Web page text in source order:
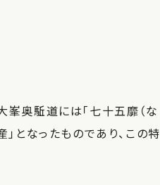
峯奥駈道には「七十五靡（な
となったものであり、この特